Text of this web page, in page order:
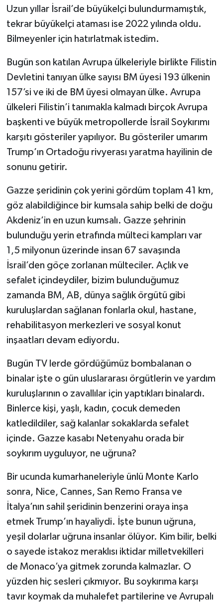
Uzun yıllar İsrail’de büyükelçi bulundurmamıştık,
tekrar büyükelçi ataması ise 2022 yılında oldu.
Bilmeyenler için hatırlatmak istedim.
Bugün son katılan Avrupa ülkeleriyle birlikte Filistin
Devletini tanıyan ülke sayısı BM üyesi 193 ülkenin
157’si ve iki de BM üyesi olmayan ülke. Avrupa
ülkeleri Filistin’i tanımakla kalmadı birçok Avrupa
başkenti ve büyük metropollerde İsrail Soykırımı
karşıtı gösteriler yapılıyor. Bu gösteriler umarım
Trump’ın Ortadoğu rivyerası yaratma hayilinin de
sonunu getirir.
Gazze şeridinin çok yerini gördüm toplam 41 km,
göz alabildiğince bir kumsala sahip belki de doğu
Akdeniz’in en uzun kumsalı. Gazze şehrinin
bulunduğu yerin etrafında mülteci kampları var
1,5 milyonun üzerinde insan 67 savaşında
İsrail’den göçe zorlanan mülteciler. Açlık ve
sefalet içindeydiler, bizim bulunduğumuz
zamanda BM, AB, dünya sağlık örgütü gibi
kuruluşlardan sağlanan fonlarla okul, hastane,
rehabilitasyon merkezleri ve sosyal konut
inşaatları devam ediyordu.
Bugün TV lerde gördüğümüz bombalanan o
binalar işte o gün uluslararası örgütlerin ve yardım
kuruluşlarının o zavallılar için yaptıkları binalardı.
Binlerce kişi, yaşlı, kadın, çocuk demeden
katledildiler, sağ kalanlar sokaklarda sefalet
içinde. Gazze kasabı Netenyahu orada bir
soykırım uyguluyor, ne uğruna?
Bir ucunda kumarhaneleriyle ünlü Monte Karlo
sonra, Nice, Cannes, San Remo Fransa ve
İtalya’nın sahil şeridinin benzerini oraya inşa
etmek Trump’ın hayaliydi. İşte bunun uğruna,
yeşil dolarlar uğruna insanlar ölüyor. Kim bilir, belki
o sayede istakoz meraklısı iktidar milletvekilleri
de Monaco’ya gitmek zorunda kalmazlar. O
yüzden hiç sesleri çıkmıyor. Bu soykırıma karşı
tavır koymak da muhalefet partilerine ve Avrupalı